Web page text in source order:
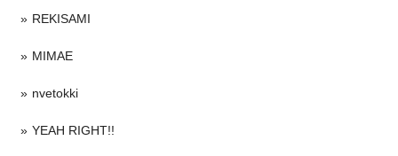
REKISAMI
MIMAE
nvetokki
YEAH RIGHT!!